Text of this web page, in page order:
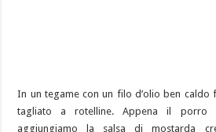
In un tegame con un filo d’olio ben
tagliato a rotelline. Appena il porro
aggiungiamo la salsa di mostarda